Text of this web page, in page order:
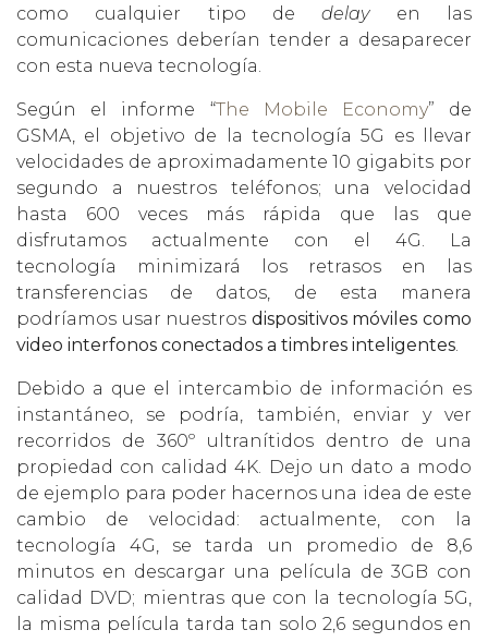
como cualquier tipo dedelay en las
comunicaciones deberían tender a desaparecer
con esta nueva tecnología.
Según el informe “The Mobile Economy” de
GSMA, el objetivo de la tecnología 5G es llevar
velocidades de aproximadamente 10 gigabits por
segundo a nuestros teléfonos; una velocidad
hasta 600 veces más rápida que las que
disfrutamos actualmente con el 4G. La
tecnología minimizará los retrasos en las
transferencias de datos, de esta manera
podríamos usar nuestros dispositivos móviles como
video interfonos conectados a timbres inteligentes
Debido a que el intercambio de información es
instantáneo, se podría, también, enviar y ver
recorridos de 360º ultranítidos dentro de una
propiedad con calidad 4K. Dejo un dato a modo
de ejemplo para poder hacernos una idea de este
cambio de velocidad: actualmente, con la
tecnología 4G, se tarda un promedio de 8,6
minutos en descargar una película de 3GB con
calidad DVD; mientras que con la tecnología 5G,
la misma película tarda tan solo 2,6 segundos en